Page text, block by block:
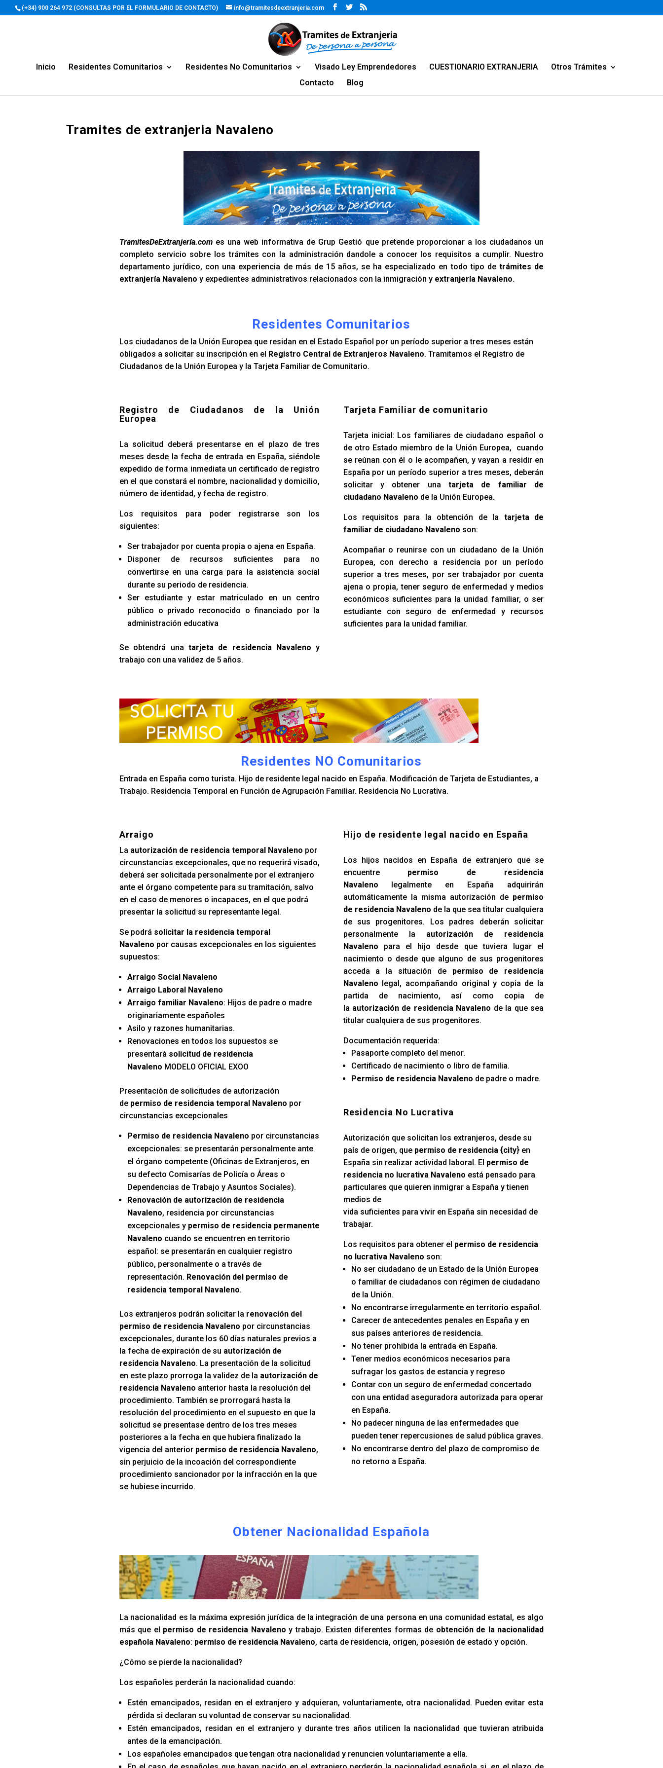
(+34) 900 264 972 (CONSULTAS POR EL FORMULARIO DE CONTACTO) info@tramitesdeextranjeria.com
Inicio Residentes Comunitarios Residentes No Comunitarios Visado Ley Emprendedores CUESTIONARIO EXTRANJERIA
Otros Trámites
Contacto
Blog
Tramites de extranjeria Navaleno
TramitesDeExtranjería.comes una web informativa de Grup Gestió que pretende proporcionar a los ciudadanos un
completo servicio sobre los trámites con la administración dandole a conocer los requisitos a cumplir. Nuestro
departamento jurídico, con una experiencia de más de 15 años, se ha especializado en todo tipo de trámites de
extranjería Navaleno y expedientes administrativos relacionados con la inmigración y extranjería Navaleno.
Residentes Comunitarios
Los ciudadanos de la Unión Europea que residan en el Estado Español por un período superior a tres meses están
obligados a solicitar su inscripción en el Registro Central de Extranjeros Navaleno. Tramitamos el Registro de
Ciudadanos de la Unión Europea y la Tarjeta Familiar de Comunitario.
Registro de Ciudadanos de la Unión
Europea
La solicitud deberá presentarse en el plazo de tres
meses desde la fecha de entrada en España, siéndole
expedido de forma inmediata un certificado de registro
en el que constará el nombre, nacionalidad y domicilio,
número de identidad, y fecha de registro.
Los requisitos para poder registrarse son los
siguientes:
Ser trabajador por cuenta propia o ajena en España.
Disponer de recursos suficientes para no
convertirse en una carga para la asistencia social
durante su periodo de residencia.
Ser estudiante y estar matriculado en un centro
público o privado reconocido o financiado por la
administración educativa
Se obtendrá una tarjeta de residencia Navaleno y
trabajo con una validez de 5 años.
Tarjeta Familiar de comunitario
Tarjeta inicial: Los familiares de ciudadano español o
de otro Estado miembro de la Unión Europea, cuando
se reúnan con él o le acompañen, y vayan a residir en
España por un período superior a tres meses, deberán
solicitar y obtener una tarjeta de familiar de
ciudadano Navaleno de la Unión Europea.
Los requisitos para la obtención de la tarjeta de
familiar de ciudadano Navaleno son:
Acompañar o reunirse con un ciudadano de la Unión
Europea, con derecho a residencia por un período
superior a tres meses, por ser trabajador por cuenta
ajena o propia, tener seguro de enfermedad y medios
económicos suficientes para la unidad familiar, o ser
estudiante con seguro de enfermedad y recursos
suficientes para la unidad familiar.
Residentes NO Comunitarios
Entrada en España como turista. Hijo de residente legal nacido en España. Modificación de Tarjeta de Estudiantes, a
Trabajo. Residencia Temporal en Función de Agrupación Familiar. Residencia No Lucrativa.
Arraigo
La autorización de residencia temporal Navaleno por
circunstancias excepcionales, que no requerirá visado,
deberá ser solicitada personalmente por el extranjero
ante el órgano competente para su tramitación, salvo
en el caso de menores o incapaces, en el que podrá
presentar la solicitud su representante legal.
Se podrá solicitar la residencia temporal
Navaleno por causas excepcionales en los siguientes
supuestos:
Arraigo Social Navaleno
Arraigo Laboral Navaleno
Arraigo familiar Navaleno: Hijos de padre o madre
originariamente españoles
Asilo y razones humanitarias.
Renovaciones en todos los supuestos se
presentará solicitud de residencia
Navaleno MODELO OFICIAL EXOO
Presentación de solicitudes de autorización
depermiso de residencia temporal Navaleno por
circunstancias excepcionales
Permiso de residencia Navaleno por circunstancias
excepcionales: se presentarán personalmente ante
el órgano competente (Oficinas de Extranjeros, en
su defecto Comisarías de Policía o Áreas o
Dependencias de Trabajo y Asuntos Sociales).
Renovación de autorización de residencia
Navaleno, residencia por circunstancias
excepcionales y permiso de residencia permanente
Navaleno cuando se encuentren en territorio
español: se presentarán en cualquier registro
público, personalmente o a través de
representación. Renovación del permiso de
residencia temporal Navaleno.
Los extranjeros podrán solicitar la renovación del
permiso de residencia Navaleno por circunstancias
excepcionales, durante los 60 días naturales previos a
la fecha de expiración de su autorización de
residencia Navaleno. La presentación de la solicitud
en este plazo prorroga la validez de la autorización de
residencia Navaleno anterior hasta la resolución del
procedimiento. También se prorrogará hasta la
resolución del procedimiento en el supuesto en que la
solicitud se presentase dentro de los tres meses
posteriores a la fecha en que hubiera finalizado la
vigencia del anterior permiso de residencia Navaleno,
sin perjuicio de la incoación del correspondiente
procedimiento sancionador por la infracción en la que
se hubiese incurrido.
Hijo de residente legal nacido en España
Los hijos nacidos en España de extranjero que se
encuentre permiso de residencia
Navaleno legalmente en España adquirirán
automáticamente la misma autorización de permiso
de residencia Navaleno de la que sea titular cualquiera
de sus progenitores. Los padres deberán solicitar
personalmente la autorización de residencia
Navaleno para el hijo desde que tuviera lugar el
nacimiento o desde que alguno de sus progenitores
acceda a la situación de permiso de residencia
Navaleno legal, acompañando original y copia de la
partida de nacimiento, así como copia de
la autorización de residencia Navaleno de la que sea
titular cualquiera de sus progenitores.
Documentación requerida:
Pasaporte completo del menor.
Certificado de nacimiento o libro de familia.
Permiso de residencia Navaleno de padre o madre.
Residencia No Lucrativa
Autorización que solicitan los extranjeros, desde su
país de origen, que permiso de residencia {city} en
España sin realizar actividad laboral. El permiso de
residencia no lucrativa Navaleno está pensado para
particulares que quieren inmigrar a España y tienen
medios de
vida suficientes para vivir en España sin necesidad de
trabajar.
Los requisitos para obtener el permiso de residencia
no lucrativa Navaleno son:
No ser ciudadano de un Estado de la Unión Europea
o familiar de ciudadanos con régimen de ciudadano
de la Unión.
No encontrarse irregularmente en territorio español.
Carecer de antecedentes penales en España y en
sus países anteriores de residencia.
No tener prohibida la entrada en España.
Tener medios económicos necesarios para
sufragar los gastos de estancia y regreso
Contar con un seguro de enfermedad concertado
con una entidad aseguradora autorizada para operar
en España.
No padecer ninguna de las enfermedades que
pueden tener repercusiones de salud pública graves.
No encontrarse dentro del plazo de compromiso de
no retorno a España.
Obtener Nacionalidad Española
La nacionalidad es la máxima expresión jurídica de la integración de una persona en una comunidad estatal, es algo
más que el permiso de residencia Navaleno y trabajo. Existen diferentes formas de obtención de la nacionalidad
española Navaleno: permiso de residencia Navaleno, carta de residencia, origen, posesión de estado y opción.
¿Cómo se pierde la nacionalidad?
Los españoles perderán la nacionalidad cuando:
Estén emancipados, residan en el extranjero y adquieran, voluntariamente, otra nacionalidad. Pueden evitar esta
pérdida si declaran su voluntad de conservar su nacionalidad.
Estén emancipados, residan en el extranjero y durante tres años utilicen la nacionalidad que tuvieran atribuida
antes de la emancipación.
Los españoles emancipados que tengan otra nacionalidad y renuncien voluntariamente a ella.